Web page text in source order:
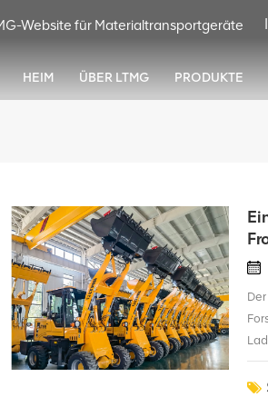
Website für Materialtransportgeräte
HEIM ÜBER LTMG PRODUKTE